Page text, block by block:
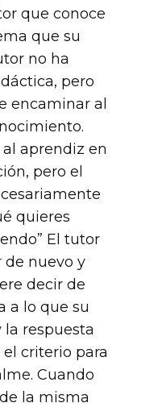
que conoce
que su
no ha
pero
encaminar al
aprendiz en
pero el
quieres
El tutor
nuevo y
decir de
a lo que su
respuesta
criterio para
Cuando
la misma